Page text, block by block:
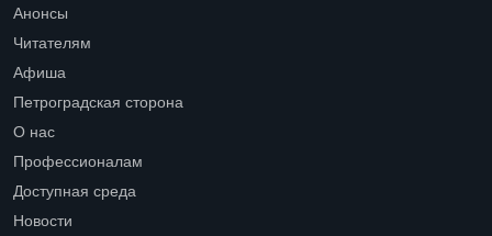
Анонсы
Читателям
Афиша
Петроградская сторона
О нас
Профессионалам
Доступная среда
Новости